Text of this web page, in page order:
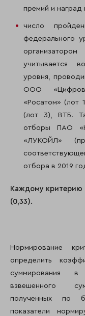
премий и наград
число
федерального
учитывается
уровня,
ООО
«Росатом» (лот
(лот 3), ВТБ.
отборы ПАО
«ЛУКОЙЛ»
отбора в 2019
Каждому критерию
(0,33).
Нормирование
определить
суммирования
взвешенного
полученных по
показатели